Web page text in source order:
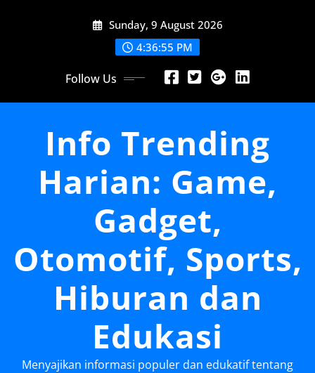
Sunday, 9 August 2026
4:36:58 PM
Follow Us
Info Trending
Harian: Game,
Gadget,
Otomotif, Sports,
Hiburan dan
Edukasi
Menyajikan informasi populer dan edukatif tentang